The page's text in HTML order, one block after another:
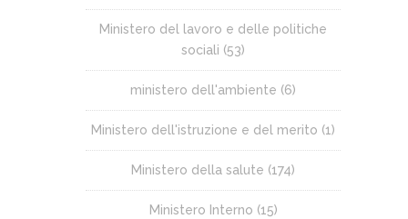
Ministero del lavoro e delle politiche
sociali (53)
ministero dell'ambiente (6)
Ministero dell'istruzione e del merito (1)
Ministero della salute (174)
Ministero Interno (15)